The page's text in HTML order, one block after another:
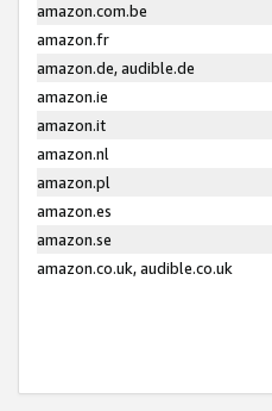
amazon.com.be
amazon.fr
amazon.de, audible.de
amazon.ie
amazon.it
amazon.nl
amazon.pl
amazon.es
amazon.se
amazon.co.uk, audible.co.uk